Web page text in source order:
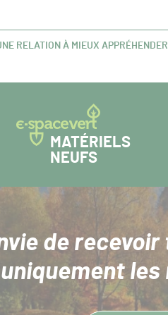
RELATION À MIEUX APPRÉHENDER
MATÉRIELS
NEUFS
de